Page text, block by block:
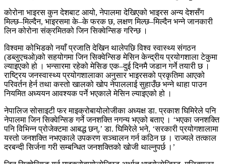
कोरोना भाइरस कुन देशबाट आयो, नेपालमा देखिएको भाइरस अन्य देशसँग
मिल्छ–मिल्दैन, भाइरसमा के–के फरक छ, लक्षण मिल्छ–मिल्दैन भन्ने जानकारी
लिन कोरोना संक्रमितको जिन सिक्वेन्सिङ गरिन्छ ।
विश्वमा कोभिडको नयाँ प्रजाति देखिन थालेपछि विश्व स्वास्थ्य संगठन
(डब्लुएचओ)को सहयोगमा जिन सिक्वेन्सिङ मेसिन केन्द्रीय प्रयोगशाला टेकुमा
ल्याइएको हो । भन्सारमा रहेको मेसिङ एक–दुई दिनमै जडान गर्ने तयारी छ ।
राष्ट्रिय जनस्वास्थ्य प्रयोगशालाका अनुसार भाइरसको प्रकृतिमा आएको
परिवर्तन हेर्न तथा कस्तो खालको खोप नेपाललाई सुहाउँछ भन्ने थाहा पाउन
नियमित अध्ययन आवश्यक पर्ने भएकाले मेसिन ल्याइएको हो ।
नेपालिज सोसाइटी फर माइक्रोबायोलोजीका अध्यक्ष डा. प्रकाश घिमिरेले पनि
नेपालमा जिन सिक्वेन्सिङ गर्ने जनशक्ति नगन्य भएको बताए । ‘भएका जनशक्ति
पनि विभिन्न प्रोजेक्टमा आबद्ध छन्,’ डा. घिमिरेले भने, ‘सरकारी प्रयोगशालामा
यस्तो जनशक्ति नभएकाले उपकरण सञ्चालन गर्न कठिन छ । राज्यले तत्काल
दरबन्दी सिर्जना गरी सम्बन्धित जनशक्तिको खोजी थाल्नुपर्छ ।’